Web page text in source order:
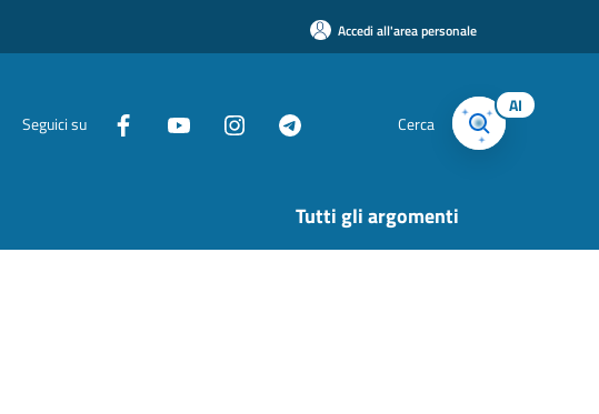
Accedi all'area personale
Seguici su Cerca
AI
Tutti gli argomenti